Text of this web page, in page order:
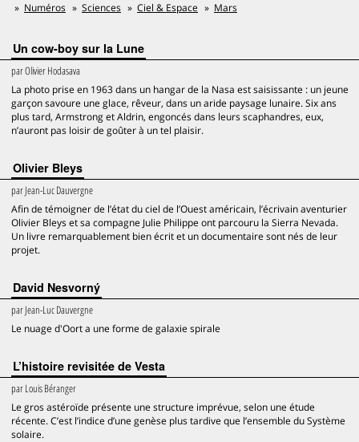
Numéros Sciences Ciel & Espace Mars
Un cow-boy sur la Lune
parOlivier Hodasava
La photo prise en 1963 dans un hangar de la Nasa est saisissante : un jeune
garçon savoure une glace, rêveur, dans un aride paysage lunaire. Six ans
plus tard, Armstrong et Aldrin, engoncés dans leurs scaphandres, eux,
n’auront pas loisir de goûter à un tel plaisir.
Olivier Bleys
parJean-Luc Dauvergne
Afin de témoigner de l’état du ciel de l’Ouest américain, l’écrivain aventurier
Olivier Bleys et sa compagne Julie Philippe ont parcouru la Sierra Nevada.
Un livre remarquablement bien écrit et un documentaire sont nés de leur
projet.
David Nesvorný
parJean-Luc Dauvergne
Le nuage d'Oort a une forme de galaxie spirale
L’histoire revisitée de Vesta
parLouis Béranger
Le gros astéroïde présente une structure imprévue, selon une étude
récente. C’est l’indice d’une genèse plus tardive que l’ensemble du Système
solaire.